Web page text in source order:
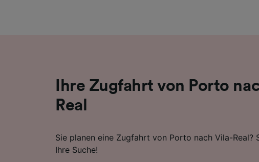
Ihre Zugfahrt von Porto
Real
Sie planen eine Zugfahrt von Porto nach Vila-Real?
Ihre Suche!